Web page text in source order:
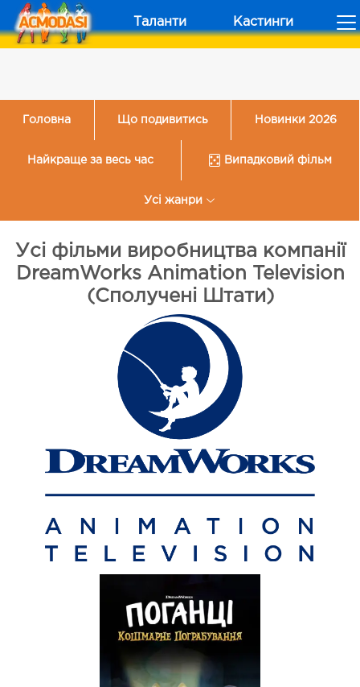
Таланти Кастинги
Головна Що подивитись Новинки 2026
Найкраще за весь час Випадковий фільм
Усі жанри
Усі фільми виробництва компанії
DreamWorks Animation Television
(Сполучені Штати)